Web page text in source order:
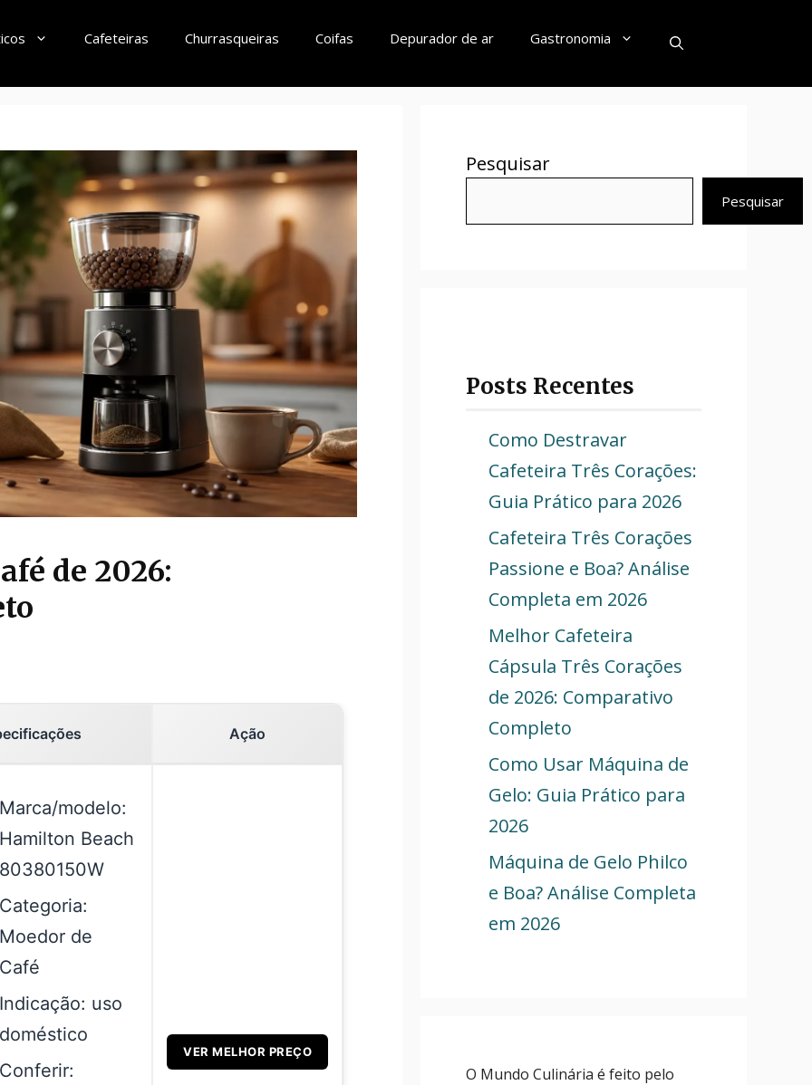
Cafeteiras Churrasqueiras Coifas Depurador de ar Gastronomia
de 2026:
Ação
Marca/modelo:
Hamilton Beach
80380150W
Categoria:
Moedor de
Café
Indicação: uso
doméstico
Conferir:
VER MELHOR PREÇO
Pesquisar
Pesquisar
Posts Recentes
Como Destravar
Cafeteira Três Corações:
Guia Prático para 2026
Cafeteira Três Corações
Passione e Boa? Análise
Completa em 2026
Melhor Cafeteira
Cápsula Três Corações
de 2026: Comparativo
Completo
Como Usar Máquina de
Gelo: Guia Prático para
2026
Máquina de Gelo Philco
e Boa? Análise Completa
em 2026
O Mundo Culinária é feito pelo